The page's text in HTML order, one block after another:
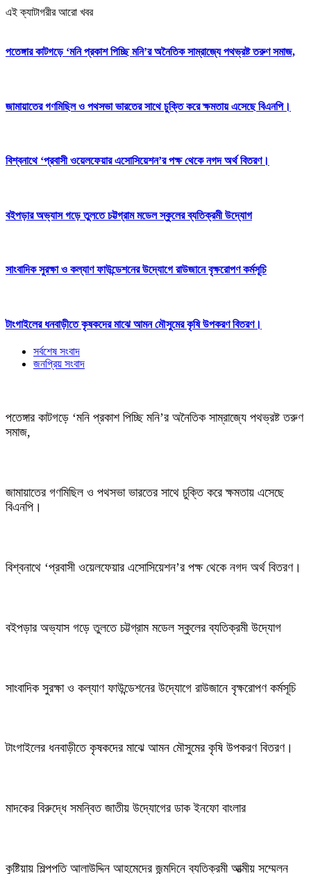
এই ক্যাটাগরীর আরো খবর
পতেঙ্গার কাটগড়ে ‘মনি প্রকাশ পিচ্ছি মনি’র অনৈতিক সাম্রাজ্যে পথভ্রষ্ট তরুণ সমাজ,
জামায়াতের গণমিছিল ও পথসভা ভারতের সাথে চুক্তি করে ক্ষমতায় এসেছে বিএনপি।
বিশ্বনাথে ‘প্রবাসী ওয়েলফেয়ার এসোসিয়েশন’র পক্ষ থেকে নগদ অর্থ বিতরণ।
বইপড়ার অভ্যাস গড়ে তুলতে চট্টগ্রাম মডেল স্কুলের ব্যতিক্রমী উদ্যোগ
সাংবাদিক সুরক্ষা ও কল্যাণ ফাউন্ডেশনের উদ্যোগে রাউজানে বৃক্ষরোপণ কর্মসূচি
টাংগাইলের ধনবাড়ীতে কৃষকদের মাঝে আমন মৌসুমের কৃষি উপকরণ বিতরণ।
সর্বশেষ সংবাদ
জনপ্রিয় সংবাদ
পতেঙ্গার কাটগড়ে ‘মনি প্রকাশ পিচ্ছি মনি’র অনৈতিক সাম্রাজ্যে পথভ্রষ্ট তরুণ
সমাজ,
জামায়াতের গণমিছিল ও পথসভা ভারতের সাথে চুক্তি করে ক্ষমতায় এসেছে
বিএনপি।
বিশ্বনাথে ‘প্রবাসী ওয়েলফেয়ার এসোসিয়েশন’র পক্ষ থেকে নগদ অর্থ বিতরণ।
বইপড়ার অভ্যাস গড়ে তুলতে চট্টগ্রাম মডেল স্কুলের ব্যতিক্রমী উদ্যোগ
সাংবাদিক সুরক্ষা ও কল্যাণ ফাউন্ডেশনের উদ্যোগে রাউজানে বৃক্ষরোপণ কর্মসূচি
টাংগাইলের ধনবাড়ীতে কৃষকদের মাঝে আমন মৌসুমের কৃষি উপকরণ বিতরণ।
মাদকের বিরুদ্ধে সমন্বিত জাতীয় উদ্যোগের ডাক ইনফো বাংলার
কুষ্টিয়ায় শিল্পপতি আলাউদ্দিন আহমেদের জন্মদিনে ব্যতিক্রমী আত্মীয় সম্মেলন